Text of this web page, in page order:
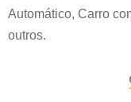
Automático, Carro
outros.